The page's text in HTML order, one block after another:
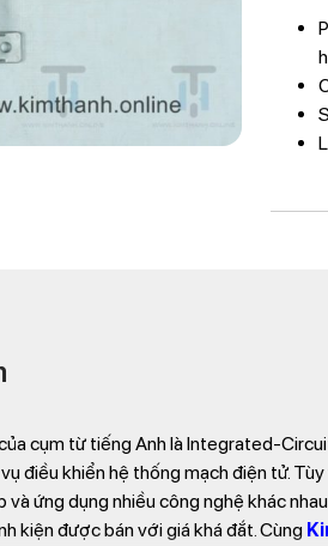
cụm từ tiếng Anh là Integrated-
điều khiển hệ thống mạch điện tử.
ứng dụng nhiều công nghệ khác
kiện được bán với giá khá đắt. Cùng